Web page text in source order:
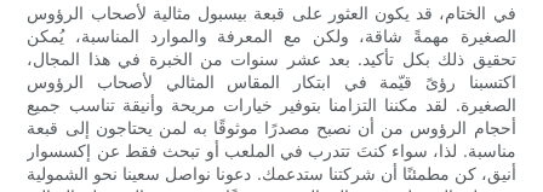
في الختام، قد يكون العثور على قبعة بيسبول مثالية لأصحاب الرؤوس
الصغيرة مهمةً شاقة، ولكن مع المعرفة والموارد المناسبة، يُمكن
تحقيق ذلك بكل تأكيد. بعد عشر سنوات من الخبرة في هذا المجال،
اكتسبنا رؤىً قيّمة في ابتكار المقاس المثالي لأصحاب الرؤوس
الصغيرة. لقد مكننا التزامنا بتوفير خيارات مريحة وأنيقة تناسب جميع
أحجام الرؤوس من أن نصبح مصدرًا موثوقًا به لمن يحتاجون إلى قبعة
مناسبة. لذا، سواء كنتَ تتدرب في الملعب أو تبحث فقط عن إكسسوار
أنيق، كن مطمئنًا أن شركتنا ستدعمك. دعونا نواصل سعينا نحو الشمولية